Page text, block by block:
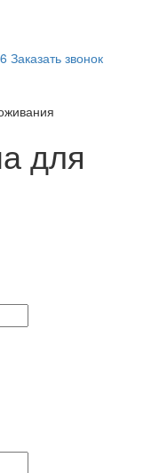
Заказать звонок
для